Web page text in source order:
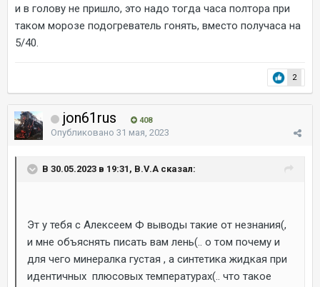
и в голову не пришло, это надо тогда часа полтора при
таком морозе подогреватель гонять, вместо получаса на
5/40.
2
jon61rus 408
Опубликовано 31 мая, 2023
В 30.05.2023 в 19:31, B.V.A сказал:
Эт у тебя с Алексеем Ф выводы такие от незнания(,
и мне объяснять писать вам лень(.. о том почему и
для чего минералка густая , а синтетика жидкая при
идентичных плюсовых температурах(.. что такое